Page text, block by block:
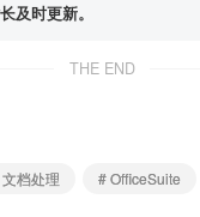
及时更新。
THE END
档处理 # OfficeSuite